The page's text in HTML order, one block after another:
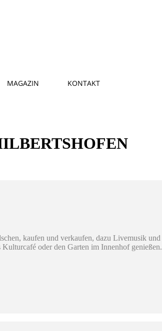
MAGAZIN KONTAKT
kaufen und verkaufen, dazu Livemusik und
oder den Garten im Innenhof genießen.